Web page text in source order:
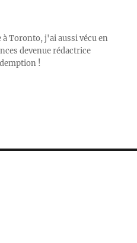
Toronto, j'ai aussi vécu en
devenue rédactrice
!